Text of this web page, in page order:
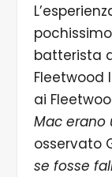
batterista
Fleetwood
ai
Mac erano
osservato
se fosse